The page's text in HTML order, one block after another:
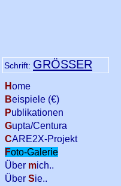
Schrift: GRÖSSER
Home
Beispiele (€)
Publikationen
Gupta/Centura
CARE2X-Projekt
Foto-Galerie
Über mich..
Über Sie..